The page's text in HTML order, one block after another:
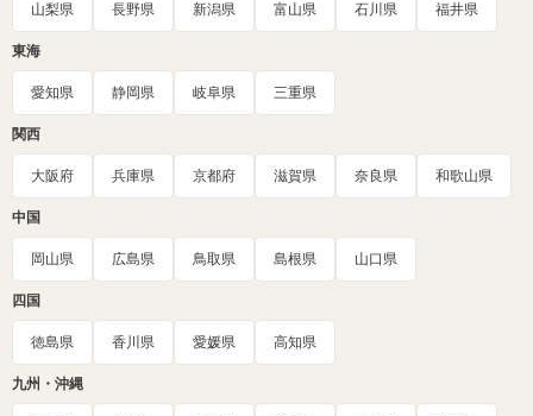
山梨県 長野県 新潟県 富山県 石川県 福井県
東海
愛知県 静岡県 岐阜県 三重県
関西
大阪府 兵庫県 京都府 滋賀県 奈良県 和歌山県
中国
岡山県 広島県 鳥取県 島根県 山口県
四国
徳島県 香川県 愛媛県 高知県
九州・沖縄